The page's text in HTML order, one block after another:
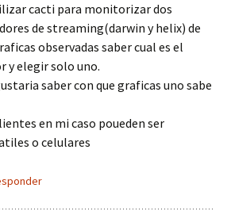
cacti para monitorizar dos
de streaming(darwin y helix) de
observadas saber cual es el
y elegir solo uno.
saber con que graficas uno sabe
en mi caso poueden ser
o celulares